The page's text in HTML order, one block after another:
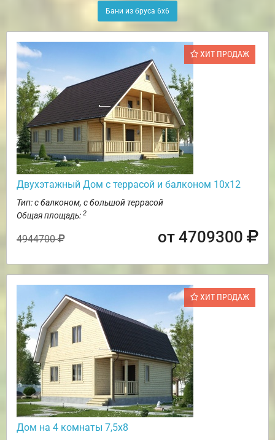
Бани из бруса 6х6
ХИТ ПРОДАЖ
Двухэтажный Дом с террасой и балконом 10х12
Тип: с балконом, с большой террасой
Общая площадь: 2
4944700 от 4709300
ХИТ ПРОДАЖ
Дом на 4 комнаты 7,5х8